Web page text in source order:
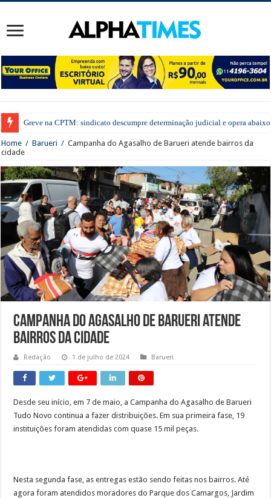
Greve na CPTM: sindicato descumpre determinação judicial e opera
Home / Barueri / Campanha do Agasalho de Barueri atende bairros da
cidade
Campanha do Agasalho de Barueri atende
bairros da cidade
Redação 1 de julho de 2024 Barueri
Desde seu início, em 7 de maio, a Campanha do Agasalho de Barueri
Tudo Novo continua a fazer distribuições. Em sua primeira fase, 19
instituições foram atendidas com quase 15 mil peças.
Nesta segunda fase, as entregas estão sendo feitas nos bairros. Até
agora foram atendidos moradores do Parque dos Camargos, Jardim